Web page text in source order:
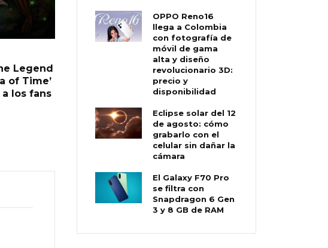
Legend
of Time’
los fans
OPPO Reno16
llega a Colombia
con fotografía de
móvil de gama
alta y diseño
revolucionario 3D:
precio y
disponibilidad
Eclipse solar del 12
de agosto: cómo
grabarlo con el
celular sin dañar la
cámara
El Galaxy F70 Pro
se filtra con
Snapdragon 6 Gen
3 y 8 GB de RAM